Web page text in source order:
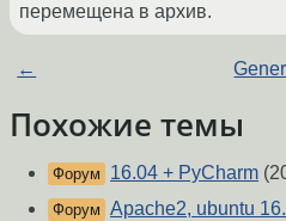
перемещена в архив.
←
Похожие темы
Форум 16.04 + PyCharm
Форум Apache2, ubuntu